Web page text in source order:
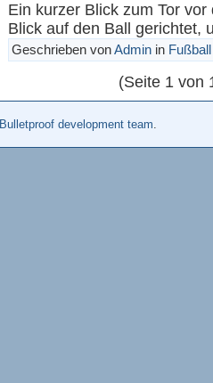
Ein kurzer Blick zum Tor
Blick auf den Ball gerichtet,
Geschrieben vonAdminin Fußball
(Seite 1 von
Bulletproof development team